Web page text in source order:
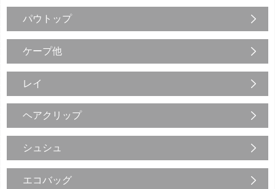
パウトップ
ケープ他
レイ
ヘアクリップ
シュシュ
エコバッグ